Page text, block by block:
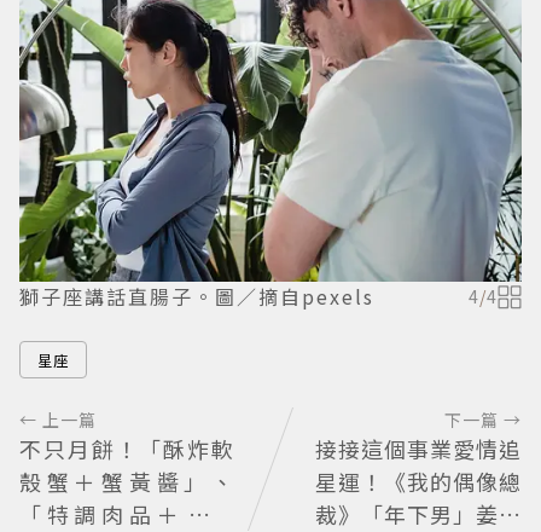
獅子座講話直腸子。圖／摘自pexels 4/4
星座
← 上一篇
不只月餅！「酥炸軟
殼蟹＋蟹黃醬」、
「特調肉品＋調味
下一篇 →
接接這個事業愛情追
星運！《我的偶像總
裁》「年下男」姜勳